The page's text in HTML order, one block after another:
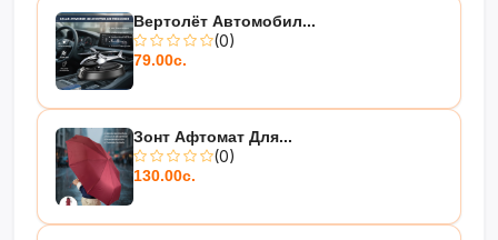
Вертолёт Автомобил...
(0)
79.00с.
Зонт Афтомат Для...
(0)
130.00с.